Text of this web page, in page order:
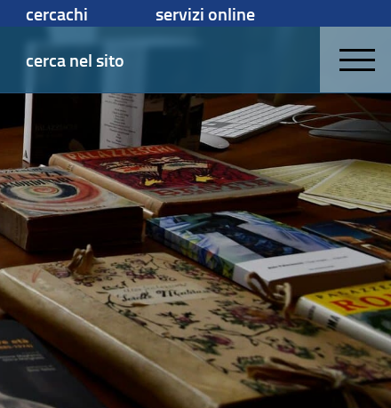
cercachi
servizi online
cerca nel sito